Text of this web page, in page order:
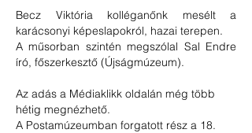
Becz Viktória kolléganőnk mesélt a
karácsonyi képeslapokról, hazai terepen.
A műsorban szintén megszólal Sal Endre
író, főszerkesztő (Újságmúzeum).
Az adás a Médiaklikk oldalán még több
hétig megnézhető.
A Postamúzeumban forgatott rész a 18.